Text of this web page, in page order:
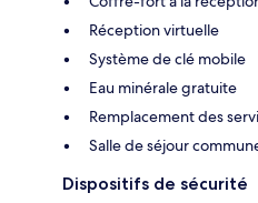
Réception virtuelle
Système de clé mobile
Eau minérale gratuite
Remplacement des
Salle de séjour
Dispositifs de sécurité